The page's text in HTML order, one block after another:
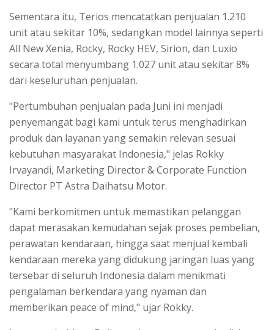
Sementara itu, Terios mencatatkan penjualan 1.210
unit atau sekitar 10%, sedangkan model lainnya seperti
All New Xenia, Rocky, Rocky HEV, Sirion, dan Luxio
secara total menyumbang 1.027 unit atau sekitar 8%
dari keseluruhan penjualan.
"Pertumbuhan penjualan pada Juni ini menjadi
penyemangat bagi kami untuk terus menghadirkan
produk dan layanan yang semakin relevan sesuai
kebutuhan masyarakat Indonesia," jelas Rokky
Irvayandi, Marketing Director & Corporate Function
Director PT Astra Daihatsu Motor.
"Kami berkomitmen untuk memastikan pelanggan
dapat merasakan kemudahan sejak proses pembelian,
perawatan kendaraan, hingga saat menjual kembali
kendaraan mereka yang didukung jaringan luas yang
tersebar di seluruh Indonesia dalam menikmati
pengalaman berkendara yang nyaman dan
memberikan peace of mind," ujar Rokky.